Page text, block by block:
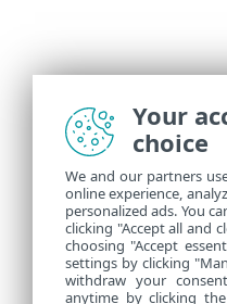
Your
choice
We and our partners
online experience,
personalized ads. You
clicking "Accept all and
choosing "Accept
settings by clicking
withdraw your
anytime by clicking